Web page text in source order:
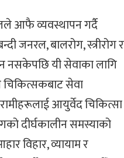
आफै व्यवस्थापन गर्दै
जनरल, बालरोग, स्त्रीरोग र
नसकेपछि यी सेवाका लागि
सेवा
आयुर्वेद चिकित्सा
दीर्घकालीन समस्याको
विहार, व्यायाम र